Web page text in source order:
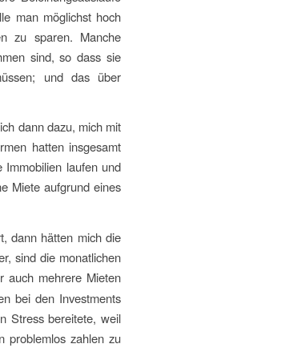
man möglichst hoch
zu sparen. Manche
sind, so dass sie
und das über
dann dazu, mich mit
hatten insgesamt
Immobilien laufen und
Miete aufgrund eines
dann hätten mich die
sind die monatlichen
mehrere Mieten
bei den Investments
Stress bereitete, weil
problemlos zahlen zu